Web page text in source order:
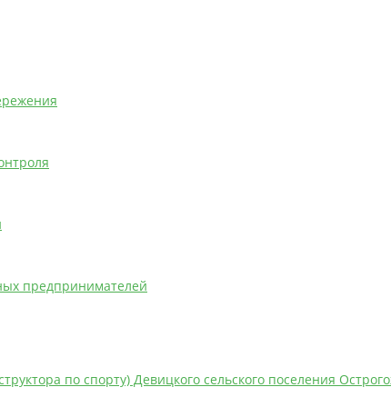
предпринимателей
по спорту) Девицкого сельского поселения